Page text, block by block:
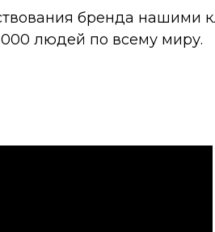
бренда нашими
людей по всему миру.